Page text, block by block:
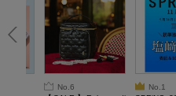
No.6
No.1